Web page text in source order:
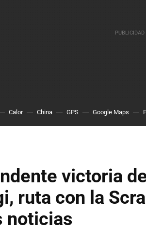
Calor China GPS Google Maps
victoria
ruta con la
noticias